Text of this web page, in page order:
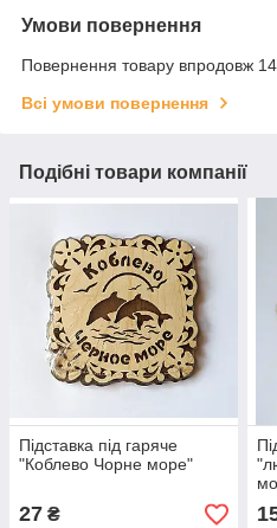
Умови повернення
Повернення товару впродовж 14
Всі умови повернення
Подібні товари компанії
Підставка під гаряче
"Коблево Чорне море"
27 ₴